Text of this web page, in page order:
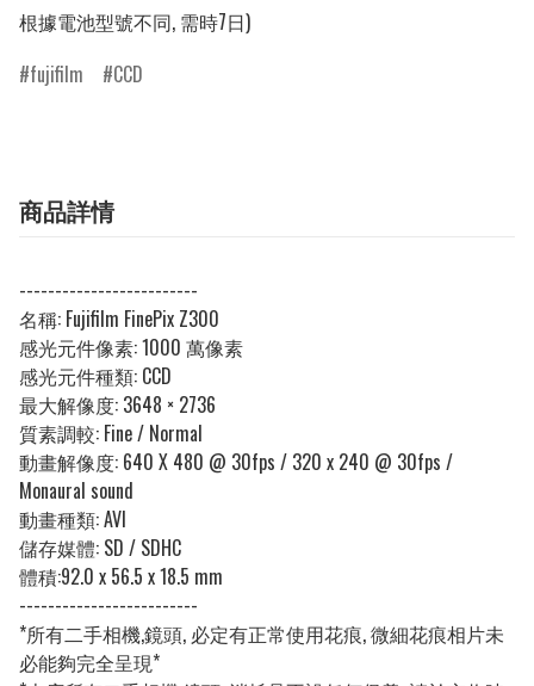
根據電池型號不同, 需時7日)
fujifilm
CCD
商品詳情
-------------------------
名稱: Fujifilm FinePix Z300
感光元件像素:1000 萬像素
感光元件種類: CCD
最大解像度: 3648 × 2736
質素調較: Fine / Normal
動畫解像度: 640 X 480 @ 30fps / 320 x 240 @ 30fps /
Monaural sound
動畫種類: AVI
儲存媒體: SD / SDHC
體積:92.0 x 56.5 x 18.5 mm
-------------------------
*所有二手相機,鏡頭, 必定有正常使用花痕, 微細花痕相片未
必能夠完全呈現*